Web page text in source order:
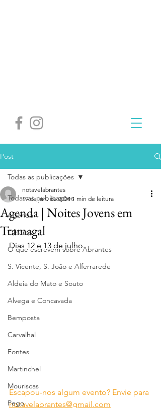
Post
Todas as publicações
Agenda
Olhares
O que escrevem sobre Abrantes
S. Vicente, S. João e Alferrarede
Aldeia do Mato e Souto
Alvega e Concavada
Bemposta
Carvalhal
Fontes
Martinchel
Mouriscas
Pego
Todas as publicações
Agenda | Noites Jovens em
Tramagal
notavelabrantes
19 de jun. de 2024 1 min de leitura
Dias 12 e 13 de julho.
Escapou-nos algum evento? Envie para
notavelabrantes@gmail.com